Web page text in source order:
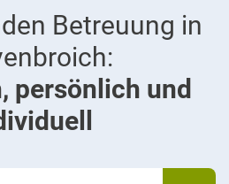
Betreuung in
persönlich und